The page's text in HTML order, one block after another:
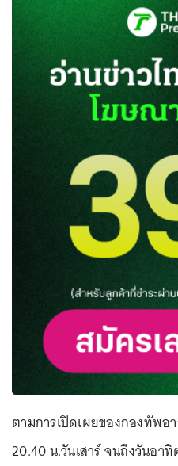
ตามการเปิดเผยของกองทัพอ
20.40 น.วันเสาร์ จนถึงวันอา